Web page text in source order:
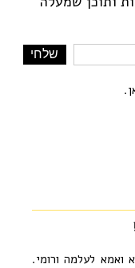
ואמא לעלמה ורומי.